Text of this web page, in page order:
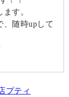
す。
、随時upして
プティ